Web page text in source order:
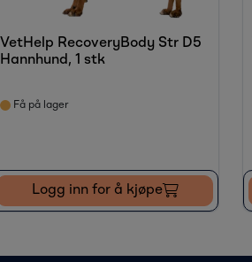
VetHelp RecoveryBody Str D5
Hannhund, 1 stk
Få på lager
Logg inn for å kjøpe